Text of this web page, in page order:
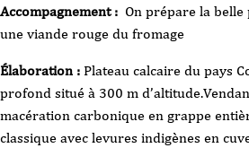
Accompagnement : On prépare la
une viande rouge du fromage
Élaboration : Plateau calcaire du pays
profond situé à 300 m
macération carbonique en grappe
classique avec levures indigènes en
-
2022
75cl